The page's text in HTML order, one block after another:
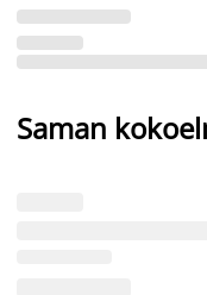
Saman